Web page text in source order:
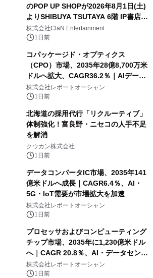
のPOP UP SHOPが2026年8月1日(土)
よりSHIBUYA TSUTAYA 6階 IP書店で
開催決定！！
株式会社ClaN Entertainment
1日前
コパッケージド・オプティクス
（CPO）市場、2035年28億8,700万米
ドルへ拡大、CAGR36.2％｜AIデータ
センター・高速光通信需要が成長を加
速
株式会社レポートオーシャン
1日前
北海道の採用代行「リクルーティブ」
体制強化！富良野・ニセコの人手不足
を解消
クウカン株式会社
1日前
データコンバータIC市場、2035年141
億米ドルへ成長｜CAGR6.4％、AI・
5G・IoT需要が市場拡大を加速
株式会社レポートオーシャン
1日前
プロセッサおよびコンピューティング
チップ市場、2035年に1,230億米ドル
へ｜CAGR 20.8％、AI・データセンタ
ー需要が成長を牽引
株式会社レポートオーシャン
1日前